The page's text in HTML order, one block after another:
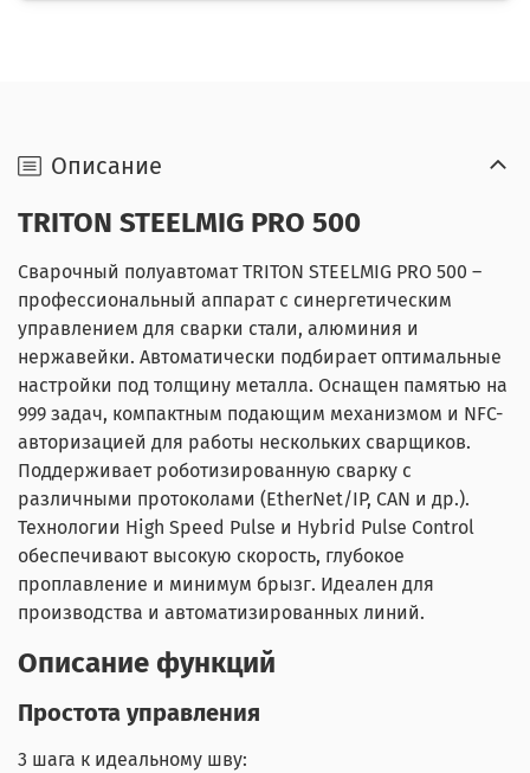
Описание
TRITON STEELMIG PRO 500
Сварочный полуавтомат TRITON STEELMIG PRO 500 –
профессиональный аппарат с синергетическим
управлением для сварки стали, алюминия и
нержавейки. Автоматически подбирает оптимальные
настройки под толщину металла. Оснащен памятью на
999 задач, компактным подающим механизмом и NFC-
авторизацией для работы нескольких сварщиков.
Поддерживает роботизированную сварку с
различными протоколами (EtherNet/IP, CAN и др.).
Технологии High Speed Pulse и Hybrid Pulse Control
обеспечивают высокую скорость, глубокое
проплавление и минимум брызг. Идеален для
производства и автоматизированных линий.
Описание функций
Простота управления
3 шага к идеальному шву: